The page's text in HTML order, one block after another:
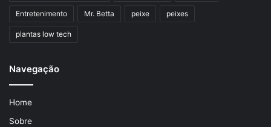
Entretenimento Mr. Betta peixe peixes
plantas low tech
Navegação
Home
Sobre